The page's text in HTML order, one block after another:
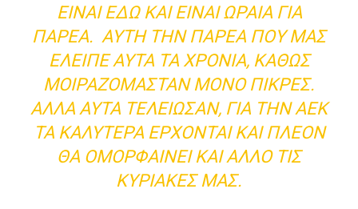
ΕΊΝΑΙ ΕΔΏ ΚΑΙ ΕΊΝΑΙ ΩΡΑΊΑ ΓΙΑ
ΠΑΡΈΑ. ΑΥΤΉ ΤΗΝ ΠΑΡΈΑ ΠΟΥ ΜΑΣ
ΈΛΕΙΠΕ ΑΥΤΆ ΤΑ ΧΡΌΝΙΑ, ΚΑΘΏΣ
ΜΟΙΡΑΖΌΜΑΣΤΑΝ ΜΌΝΟ ΠΊΚΡΕΣ.
ΑΛΛΆ ΑΥΤΆ ΤΕΛΕΊΩΣΑΝ, ΓΙΑ ΤΗΝ ΑΕΚ
ΤΑ ΚΑΛΎΤΕΡΑ ΈΡΧΟΝΤΑΙ ΚΑΙ ΠΛΈΟΝ
ΘΑ ΟΜΟΡΦΑΊΝΕΙ ΚΑΙ ΆΛΛΟ ΤΙΣ
ΚΥΡΙΑΚΈΣ ΜΑΣ.